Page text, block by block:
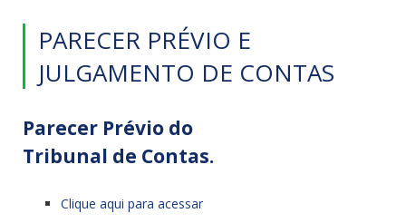
PARECER PRÉVIO E
JULGAMENTO DE CONTAS
Parecer Prévio do
Tribunal de Contas.
Clique aqui para acessar